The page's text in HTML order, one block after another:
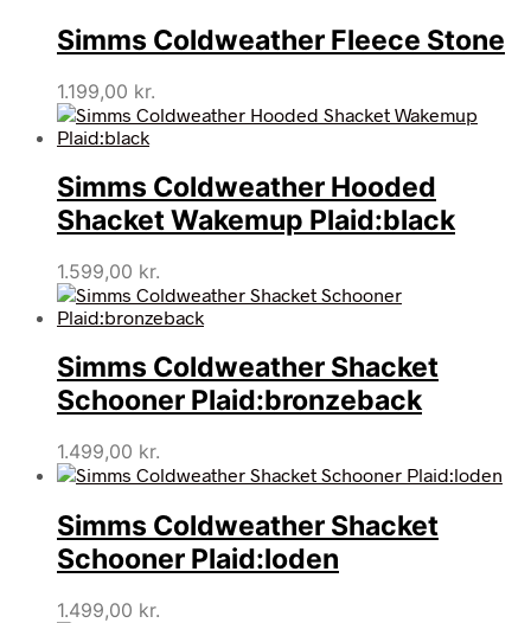
Simms Coldweather Fleece Stone
1.199,00 kr.
Simms Coldweather Hooded
Shacket Wakemup Plaid:black
1.599,00 kr.
Simms Coldweather Shacket
Schooner Plaid:bronzeback
1.499,00 kr.
Simms Coldweather Shacket
Schooner Plaid:loden
1.499,00 kr.